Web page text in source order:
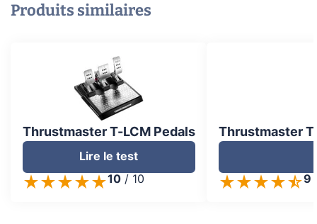
Produits similaires
Thrustmaster T-LCM Pedals
Lire le test
10/ 10
Thrustmaster
9